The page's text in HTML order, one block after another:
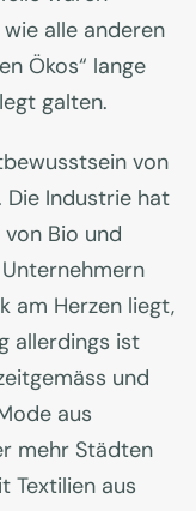
alle anderen
Ökos“ lange
galten.
von
Die Industrie hat
Bio und
am Herzen liegt,
allerdings ist
und
aus
mehr Städten
Textilien aus